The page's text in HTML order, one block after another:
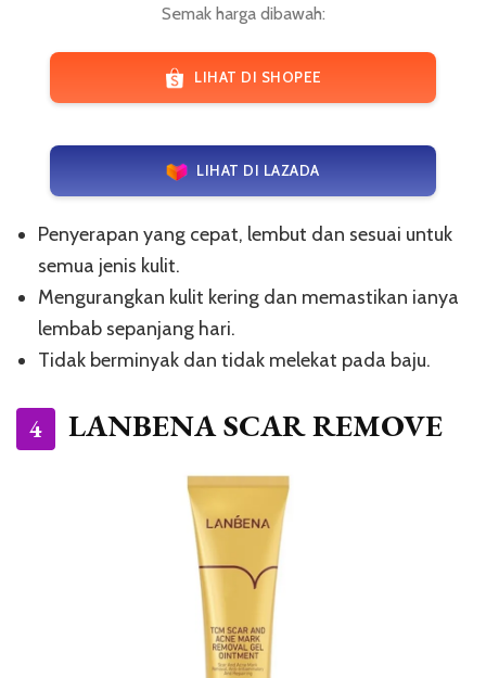
Semak harga dibawah:
LIHAT DI SHOPEE
LIHAT DI LAZADA
Penyerapan yang cepat, lembut dan sesuai untuk
semua jenis kulit.
Mengurangkan kulit kering dan memastikan ianya
lembab sepanjang hari.
Tidak berminyak dan tidak melekat pada baju.
4 LANBENA SCAR REMOVE